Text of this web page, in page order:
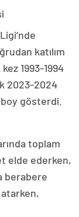
katılım
1993-1994
2023-2024
gösterdi.
toplam
elde ederken,
berabere
atarken,